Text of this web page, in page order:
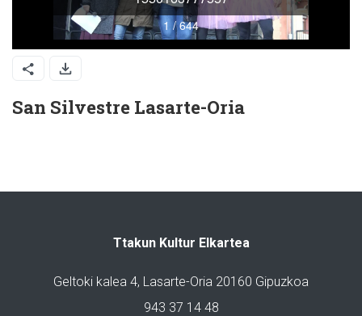
San Silvestre Lasarte-Oria
Ttakun Kultur Elkartea
Geltoki kalea 4, Lasarte-Oria 20160 Gipuzkoa
943 37 14 48